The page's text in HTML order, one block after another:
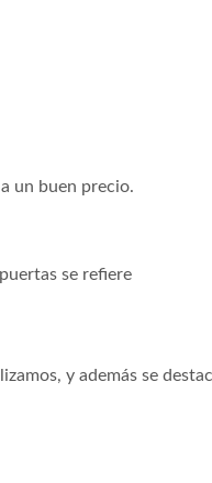
un buen precio.
se refiere
y además se